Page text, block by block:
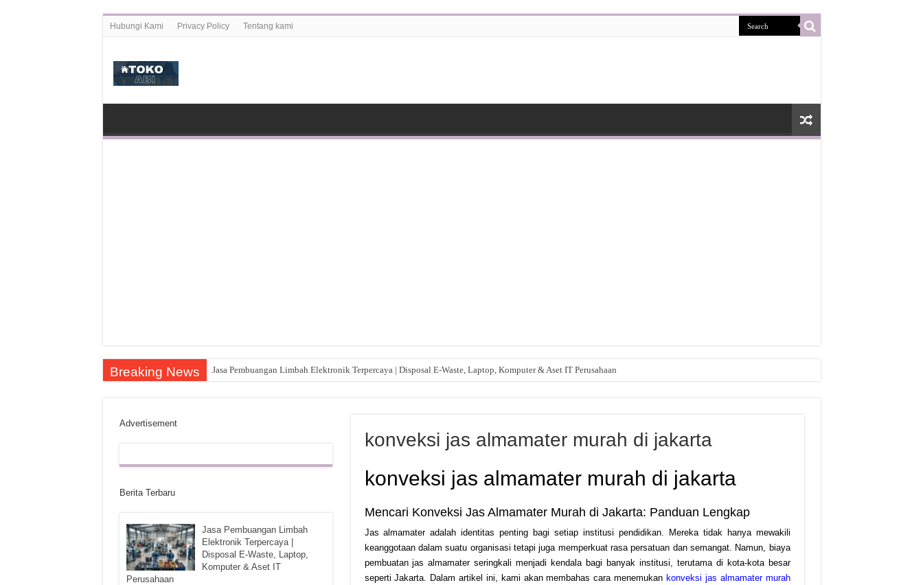
Hubungi Kami Privacy Policy Tentang kami
Breaking News Jasa Pembuangan Limbah Elektronik Terpercaya | Disposal E-Waste, Laptop, Komputer & Aset IT Perusahaan
konveksi jas almamater murah di jakarta
konveksi jas almamater murah di jakarta
Mencari Konveksi Jas Almamater Murah di Jakarta: Panduan Lengkap
Jas almamater adalah identitas penting bagi setiap institusi pendidikan. Mereka tidak hanya mewakili
keanggotaan dalam suatu organisasi tetapi juga memperkuat rasa persatuan dan semangat. Namun, biaya
pembuatan jas almamater seringkali menjadi kendala bagi banyak institusi, terutama di kota-kota besar
seperti Jakarta. Dalam artikel ini, kami akan membahas cara menemukan konveksi jas almamater murah
Advertisement
Berita Terbaru
Jasa Pembuangan Limbah
Elektronik Terpercaya |
Disposal E-Waste, Laptop,
Komputer & Aset IT
Perusahaan